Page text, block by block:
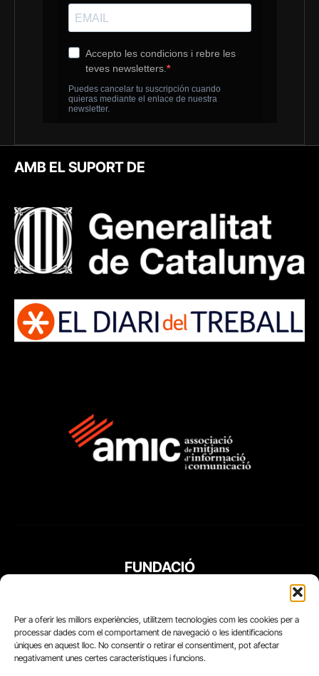
Per a oferir les millors experiències, utilitzem tecnologies com les cookies per a
processar dades com el comportament de navegació o les identificacions
úniques en aquest lloc. No consentir o retirar el consentiment, pot afectar
negativament unes certes característiques i funcions.
AMB EL SUPORT DE
FUNDACIÓ